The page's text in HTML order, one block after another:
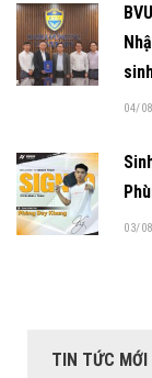
04/
03/
TIN TỨC